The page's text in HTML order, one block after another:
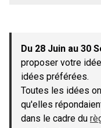
−
Du 28 Juin au 30
proposer votre
idées préférées.
Toutes les idées
qu'elles
dans le cadre du